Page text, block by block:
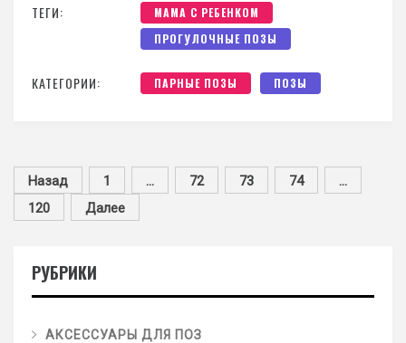
ТЕГИ:
МАМА С РЕБЕНКОМ
ПРОГУЛОЧНЫЕ ПОЗЫ
КАТЕГОРИИ: ПАРНЫЕ ПОЗЫ ПОЗЫ
Назад 1 … 72 73 74
…
120
Далее
РУБРИКИ
АКСЕССУАРЫ ДЛЯ ПОЗ